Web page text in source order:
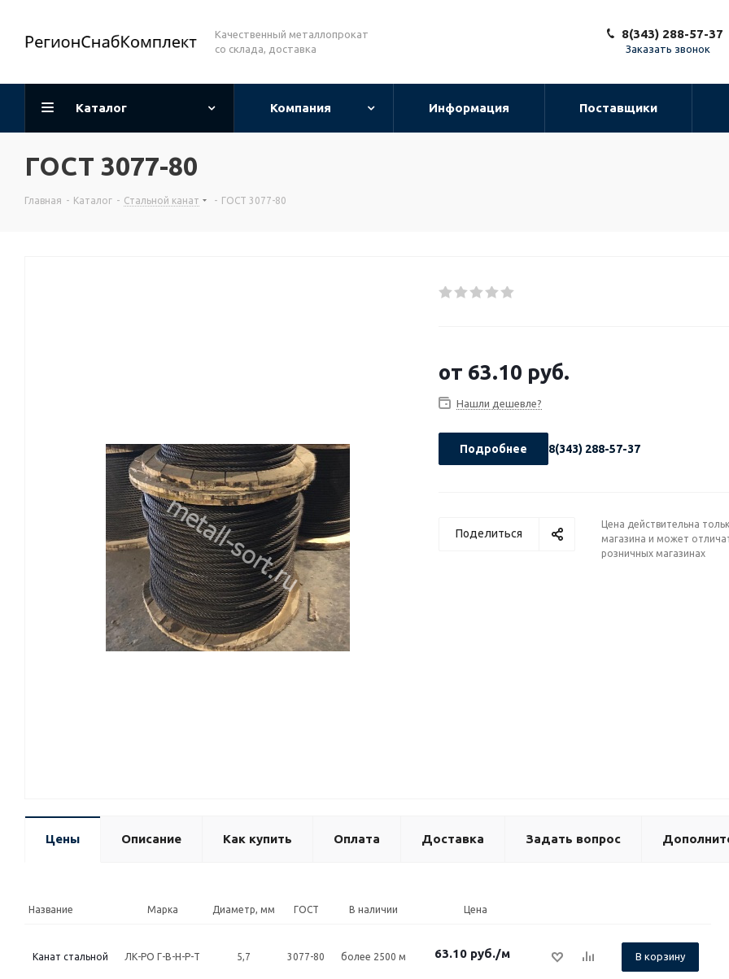
Качественный металлопрокат
со склада, доставка
8(343) 288-57-37
Заказать звонок
Каталог Компания Информация Поставщики
ГОСТ 3077-80
Главная - Каталог - Стальной канат - ГОСТ 3077-80
от 63.10 руб.
Нашли дешевле?
Подробнее 8(343) 288-57-37
Поделиться
Цена действительна
магазина и может
розничных магазинах
Цены Описание Как купить Оплата Доставка Задать вопрос
Название Марка Диаметр, мм ГОСТ В наличии Цена
Канат стальной ЛК-РО Г-В-Н-Р-Т 5,7 3077-80 более 2500 м 63.10 руб./м В корзину